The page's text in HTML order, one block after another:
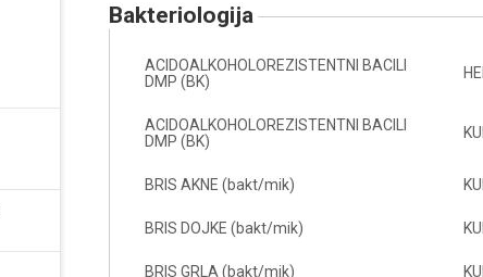
bakteriologija
ACIDOALKOHOLOREZISTENTNI BACILI
DMP (BK)
ACIDOALKOHOLOREZISTENTNI BACILI
DMP (BK)
BRIS AKNE (bakt/mik)
BRIS DOJKE (bakt/mik)
BRIS GRLA (bakt/mik)